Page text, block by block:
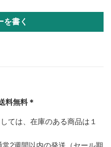
を書く
料無料＊
ては、在庫のある商品は１